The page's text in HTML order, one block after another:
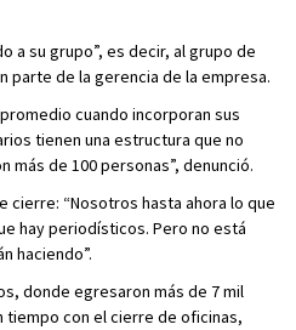
a su grupo”, es decir, al grupo de
parte de la gerencia de la empresa.
cuando incorporan sus
tienen una estructura que no
más de 100 personas”, denunció.
cierre: “Nosotros hasta ahora lo que
hay periodísticos. Pero no está
haciendo”.
donde egresaron más de 7 mil
tiempo con el cierre de oficinas,